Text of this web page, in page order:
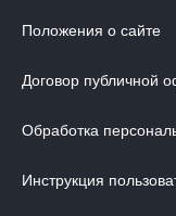
МЕБЕЛЬ В ДЕТСКУЮ
ВАННАЯ КОМНАТА
СТЕНОВЫЕ
Положения о сайте
Договор публичной
Обработка
Инструкция